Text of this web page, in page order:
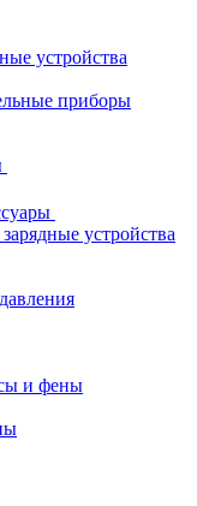
устройства
приборы
устройства
и фены